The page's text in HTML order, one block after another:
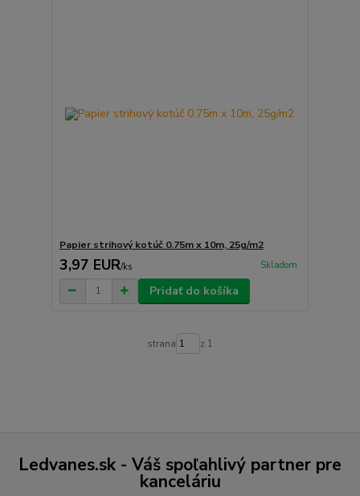
Papier strihový kotúč 0.75m x 10m, 25g/m2
3,97 EUR/ks Skladom
Pridať do košíka
strana z 1
Ledvanes.sk - Váš spoľahlivý partner pre
kanceláriu